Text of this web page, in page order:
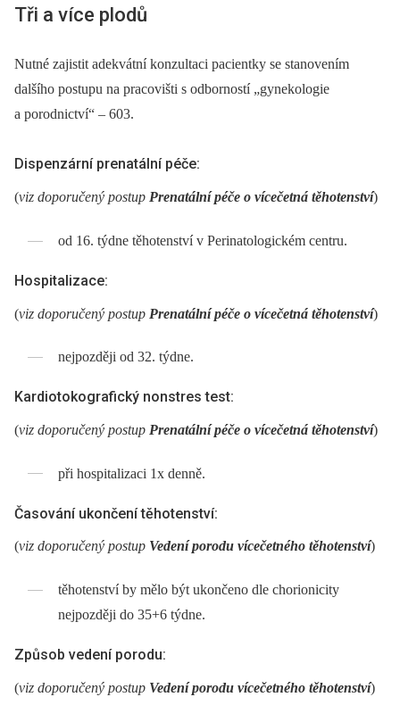
Tři a více plodů
Nutné zajistit adekvátní konzultaci pacientky se stanovením
dalšího postupu na pracovišti s odborností „gynekologie
a porodnictví“ –⁠ 603.
Dispenzární prenatální péče:
(viz doporučený postup Prenatální péče o vícečetná těhotenství)
od 16. týdne těhotenství v Perinatologickém centru.
Hospitalizace:
(viz doporučený postup Prenatální péče o vícečetná těhotenství)
nejpozději od 32. týdne.
Kardiotokografický nonstres test:
(viz doporučený postup Prenatální péče o vícečetná těhotenství)
při hospitalizaci 1x denně.
Časování ukončení těhotenství:
(viz doporučený postup Vedení porodu vícečetného těhotenství)
těhotenství by mělo být ukončeno dle chorionicity
nejpozději do 35+6 týdne.
Způsob vedení porodu:
(viz doporučený postup Vedení porodu vícečetného těhotenství)